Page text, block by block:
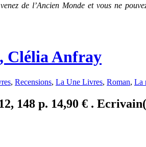
de l’Ancien Monde et vous ne
Clélia Anfray
, Recensions, La Une Livres, Roman, La
148 p. 14,90 € .